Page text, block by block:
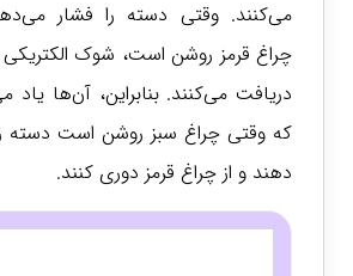
می‌کنند. وقتی دسته را فشار
چراغ قرمز روشن است، شوک
دریافت می‌کنند. بنابراین، آن‌ها یاد
که وقتی چراغ سبز روشن است دسته
دهند و از چراغ قرمز دوری کنند.